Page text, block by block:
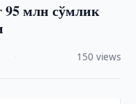
95 млн сўмлик
150 views